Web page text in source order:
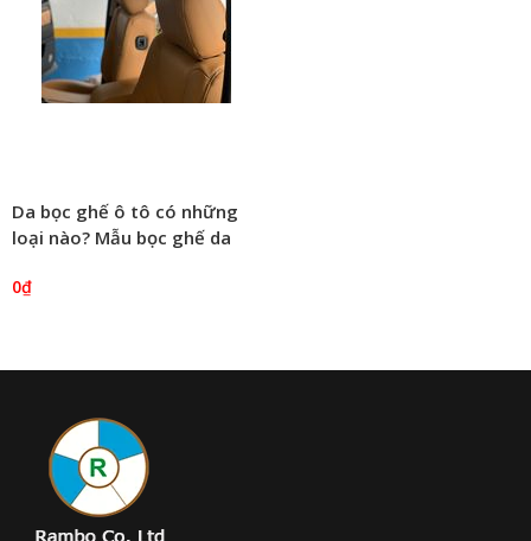
Da bọc ghế ô tô có những
loại nào? Mẫu bọc ghế da
0₫